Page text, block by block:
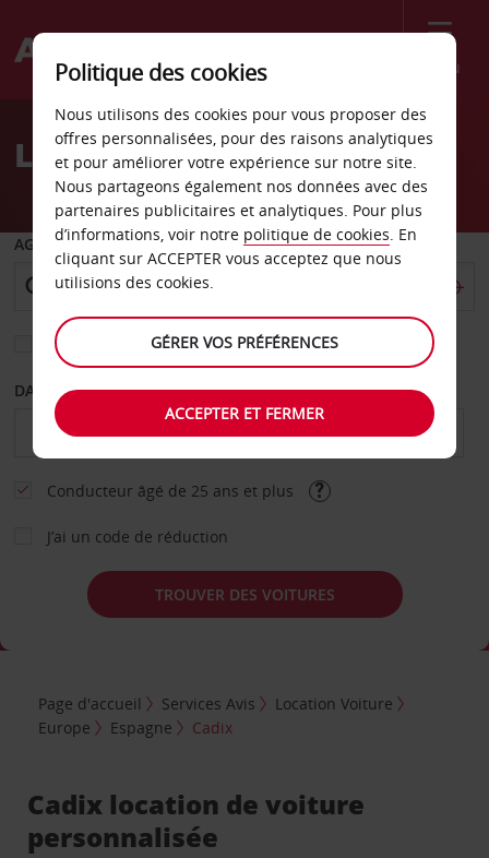
Menu
Welcome
AvisLocation de voiture Cadix
AGENCE DE DÉPART
Sélectionnez une autre agence de retour
DATE DE DÉBUT DATE DE FIN
Conducteur âgé de 25 ans et plus
J’ai un code de réduction
TROUVER DES VOITURES
Page d'accueil Services Avis
Location Voiture
Europe
Espagne Cadix
Cadix location de voiture
personnalisée
Politique des cookies
Nous utilisons des cookies pour vous proposer des
offres personnalisées, pour des raisons analytiques
et pour améliorer votre expérience sur notre site.
Nous partageons également nos données avec des
partenaires publicitaires et analytiques. Pour plus
d’informations, voir notre politique de cookies. En
cliquant sur ACCEPTER vous acceptez que nous
utilisions des cookies.
GÉRER VOS PRÉFÉRENCES
ACCEPTER ET FERMER